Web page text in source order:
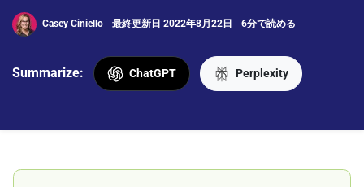
Casey Ciniello 最終更新日 2022年8月22日 6分で読める
Summarize: ChatGPT Perplexity